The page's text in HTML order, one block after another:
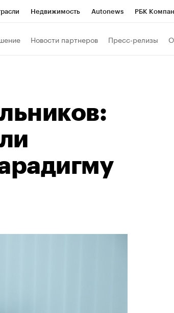
Недвижимость Autonews РБК
Новости партнеров Пресс-релизы